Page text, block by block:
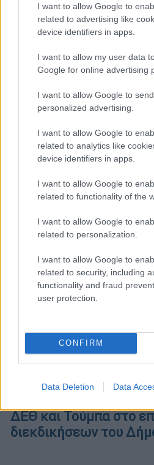
I want to allow Google to
related to advertising like
device identifiers in apps.
I want to allow my user data
Google for online advertising
I want to allow Google to
personalized advertising.
I want to allow Google to
related to analytics like
device identifiers in apps.
I want to allow Google to
related to functionality of the
I want to allow Google to
related to personalization.
I want to allow Google to
related to security, including
functionality and fraud
user protection.
CONFIRM
Data Deletion Data
Κεντρικό...| 06.08.2026 20:05
Κεντρικό δελτίο
ΑΠΟΣΠΑΣΜΑΤΑ...|06.08.2026
παραδοσιακή μουσική
θρύλο
Ώρα Ελλάδος...|07.08.2026
Θεσσαλονίκη: 46χρονη
ηρωίνη στο πλυντήριο
Ώρα Ελλάδος 05/08/
ΔΕΘ και Τούμπα στο
διεκδικήσεων του